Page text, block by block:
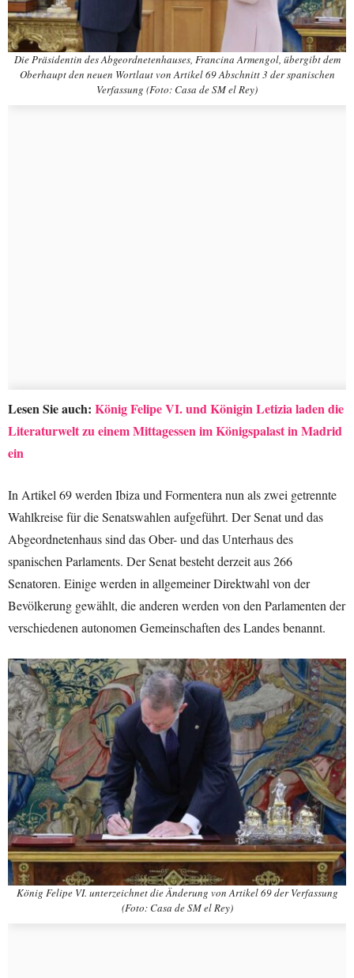
Die Präsidentin des Abgeordnetenhauses, Francina Armengol, übergibt dem
Oberhaupt den neuen Wortlaut von Artikel 69 Abschnitt 3 der spanischen
Verfassung (Foto: Casa de SM el Rey)
Lesen Sie auch: König Felipe VI. und Königin Letizia laden die
Literaturwelt zu einem Mittagessen im Königspalast in Madrid
ein
In Artikel 69 werden Ibiza und Formentera nun als zwei getrennte
Wahlkreise für die Senatswahlen aufgeführt. Der Senat und das
Abgeordnetenhaus sind das Ober- und das Unterhaus des
spanischen Parlaments. Der Senat besteht derzeit aus 266
Senatoren. Einige werden in allgemeiner Direktwahl von der
Bevölkerung gewählt, die anderen werden von den Parlamenten der
verschiedenen autonomen Gemeinschaften des Landes benannt.
König Felipe VI. unterzeichnet die Änderung von Artikel 69 der Verfassung
(Foto: Casa de SM el Rey)